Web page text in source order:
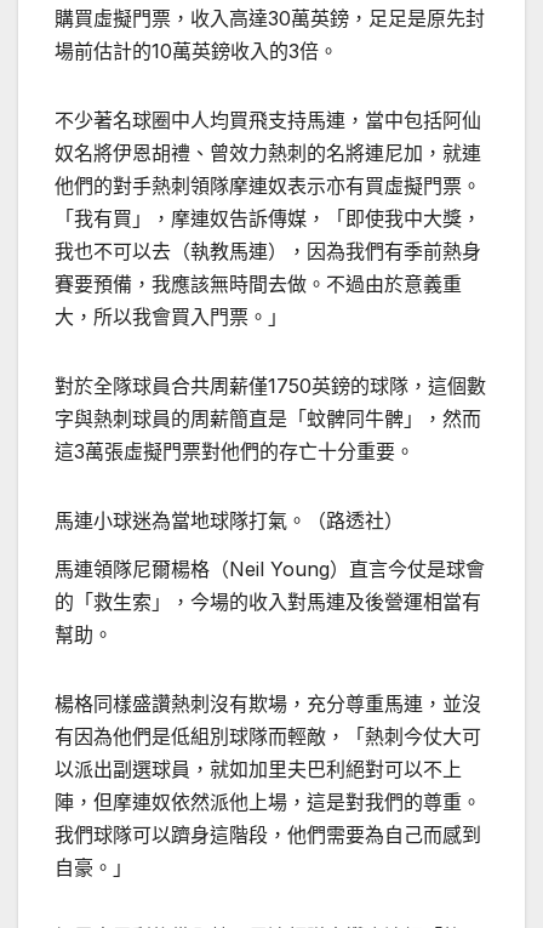
購買虛擬門票，收入高達30萬英鎊，足足是原先封
場前估計的10萬英鎊收入的3倍。
不少著名球圈中人均買飛支持馬連，當中包括阿仙
奴名將伊恩胡禮、曾效力熱刺的名將連尼加，就連
他們的對手熱刺領隊摩連奴表示亦有買虛擬門票。
「我有買」，摩連奴告訴傳媒，「即使我中大獎，
我也不可以去（執教馬連），因為我們有季前熱身
賽要預備，我應該無時間去做。不過由於意義重
大，所以我會買入門票。」
對於全隊球員合共周薪僅1750英鎊的球隊，這個數
字與熱刺球員的周薪簡直是「蚊髀同牛髀」，然而
這3萬張虛擬門票對他們的存亡十分重要。
馬連小球迷為當地球隊打氣。（路透社）
馬連領隊尼爾楊格（Neil Young）直言今仗是球會
的「救生索」，今場的收入對馬連及後營運相當有
幫助。
楊格同樣盛讚熱刺沒有欺場，充分尊重馬連，並沒
有因為他們是低組別球隊而輕敵，「熱刺今仗大可
以派出副選球員，就如加里夫巴利絕對可以不上
陣，但摩連奴依然派他上場，這是對我們的尊重。
我們球隊可以躋身這階段，他們需要為自己而感到
自豪。」